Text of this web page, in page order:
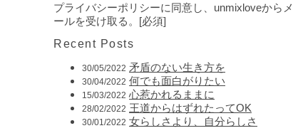
プライバシーポリシーに同意し、unmixloveからメ
ールを受け取る。[必須]
Recent Posts
30/05/2022 矛盾のない生き方を
30/04/2022 何でも面白がりたい
15/03/2022 心惹かれるままに
28/02/2022 王道からはずれたってOK
30/01/2022 女らしさより、自分らしさ